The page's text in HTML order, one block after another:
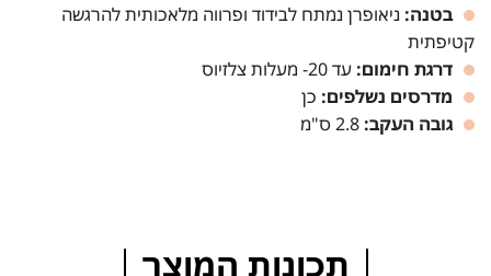
בטנה: ניאופרן נמתח לבידוד ופרווה מלאכותית להרגשה
קטיפתית
דרגת חימום: עד 20- מעלות צלזיוס
מדרסים נשלפים: כן
גובה העקב:
תכונות המוצר